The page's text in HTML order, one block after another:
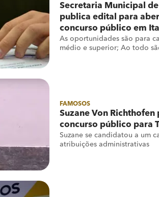
Secretaria Municipal
publica edital para
concurso público em
As oportunidades são para
médio e superior; Ao todo
FAMOSOS
Suzane Von Richthofen
concurso público para
Suzane se candidatou a um
atribuições administrativas